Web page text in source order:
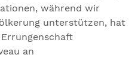
während wir
unterstützen, hat
an